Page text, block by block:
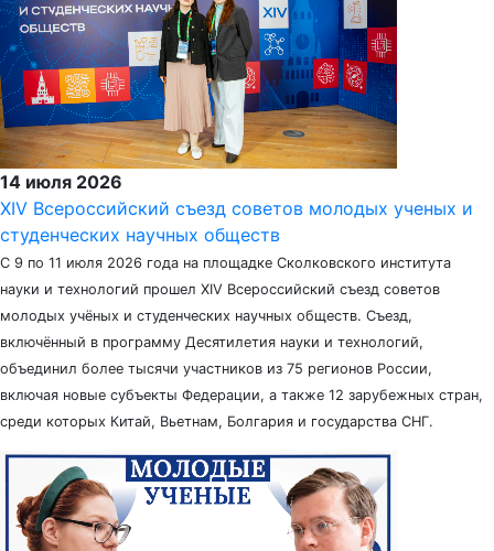
14 июля 2026
XIV Всероссийский съезд советов молодых ученых и
студенческих научных обществ
С 9 по 11 июля 2026 года на площадке Сколковского института
науки и технологий прошел XIV Всероссийский съезд советов
молодых учёных и студенческих научных обществ. Съезд,
включённый в программу Десятилетия науки и технологий,
объединил более тысячи участников из 75 регионов России,
включая новые субъекты Федерации, а также 12 зарубежных стран,
среди которых Китай, Вьетнам, Болгария и государства СНГ.